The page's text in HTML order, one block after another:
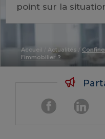
point sur la
Accueil Actualités /
l’immobilier ?